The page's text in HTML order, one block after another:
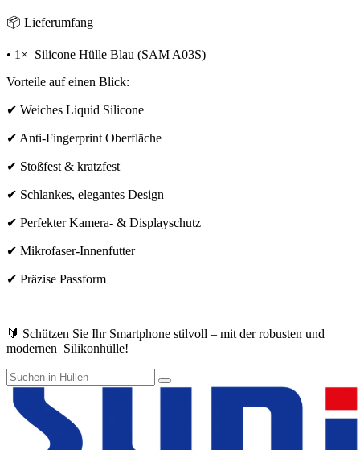
📦 Lieferumfang
• 1× Silicone Hülle Blau (SAM A03S)
Vorteile auf einen Blick:
✔ Weiches Liquid Silicone
✔ Anti-Fingerprint Oberfläche
✔ Stoßfest & kratzfest
✔ Schlankes, elegantes Design
✔ Perfekter Kamera- & Displayschutz
✔ Mikrofaser-Innenfutter
✔ Präzise Passform
🔰 Schützen Sie Ihr Smartphone stilvoll – mit der robusten und
modernen Silikonhülle!